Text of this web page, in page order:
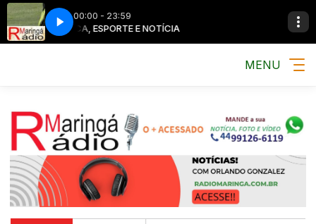
00:00 - 23:59
MÚSICA, ESPORTE E NOTÍCIA MÚSICA,
MENU